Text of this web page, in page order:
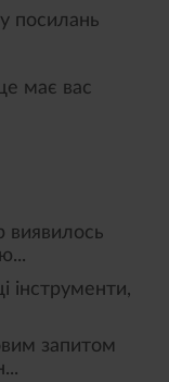
посилань
має вас
виявилось
інструменти,
запитом